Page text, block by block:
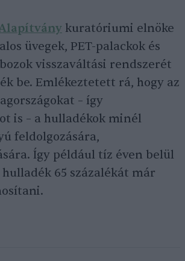
kuratóriumi elnöke
üvegek, PET-palackok és
visszaváltási rendszerét
be. Emlékeztetett rá, hogy az
– így
is – a hulladékok minél
feldolgozására,
Így például tíz éven belül
65 százalékát már